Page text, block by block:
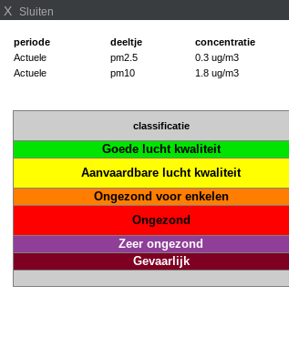
X Sluiten
periode deeltje concentratie
Actuele
pm2.5 0.3 ug/m3
Actuele
pm10 1.8 ug/m3
classificatie
Goede lucht kwaliteit
Aanvaardbare lucht kwaliteit
Ongezond voor enkelen
Ongezond
Zeer ongezond
Gevaarlijk